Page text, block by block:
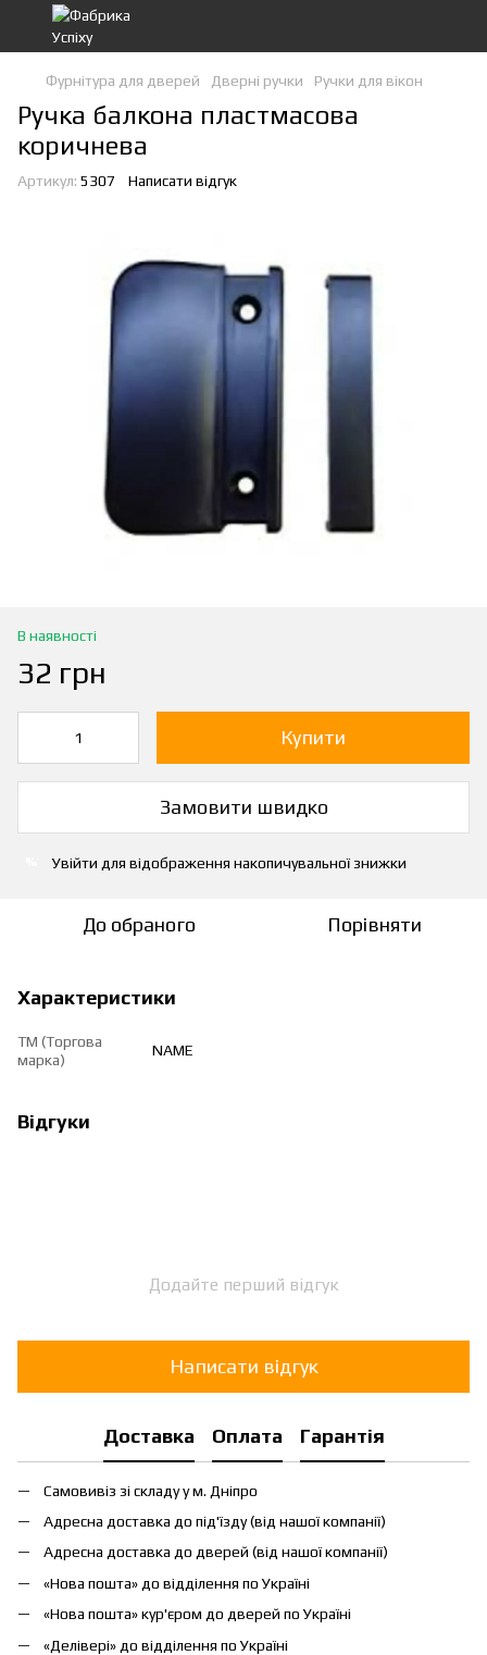
Фурнітура для дверей Дверні ручки Ручки для вікон
Ручка балкона пластмасова
коричнева
Артикул: 5307 Написати відгук
В наявності
32 грн
Купити
Замовити швидко
Увійти для відображення накопичувальної знижки
До обраного Порівняти
Характеристики
ТМ (Торгова
марка)
NAME
Відгуки
Додайте перший відгук
Написати відгук
Доставка Оплата Гарантія
Самовивіз зі складу у м. Дніпро
Адресна доставка до під'їзду (від нашої компанії)
Адресна доставка до дверей (від нашої компанії)
«Нова пошта» до відділення по Україні
«Нова пошта» кур'єром до дверей по Україні
«Делівері» до відділення по Україні